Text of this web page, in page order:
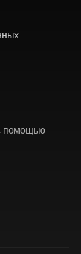
помощью